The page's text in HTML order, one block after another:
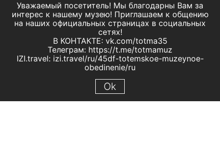
Уважаемый посетитель! Мы благодарны Вам за
интерес к нашему музею! Приглашаем к общению
на наших официальных страницах в социальных
сетях!
В КОНТАКТЕ: vk.com/totma35
Телеграм: https://t.me/totmamuz
IZI.travel: izi.travel/ru/45df-totemskoe-muzeynoe-
obedinenie/ru
Ok